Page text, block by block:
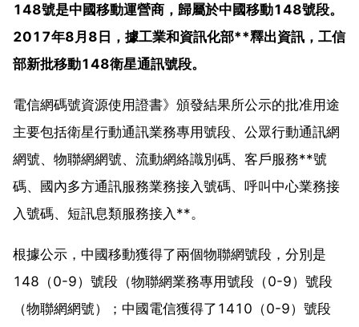
148號是中國移動運營商，歸屬於中國移動148號段。
2017年8月8日，據工業和資訊化部**釋出資訊，工信
部新批移動148衛星通訊號段。
電信網碼號資源使用證書》頒發結果所公示的批准用途
主要包括衛星行動通訊業務專用號段、公眾行動通訊網
網號、物聯網網號、流動網絡識別碼、客戶服務**號
碼、國內多方通訊服務業務接入號碼、呼叫中心業務接
入號碼、短訊息類服務接入**。
根據公示，中國移動獲得了兩個物聯網號段，分別是
148（0-9）號段（物聯網業務專用號段（0-9）號段
（物聯網網號）；中國電信獲得了1410（0-9）號段